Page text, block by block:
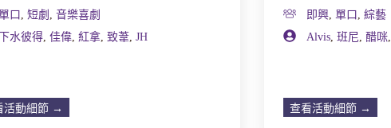
口 ,短劇 ,音樂喜劇
下水彼得,佳偉,紅拿,致葦,JH
活動細節 →
即興, 單口 , 綜藝
Alvis, 班尼, 醋咪,
查看活動細節 →